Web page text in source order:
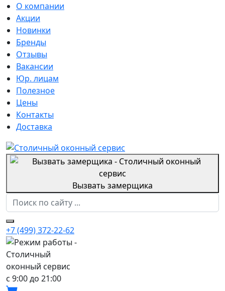
О компании
Акции
Новинки
Бренды
Отзывы
Вакансии
Юр. лицам
Полезное
Цены
Контакты
Доставка
Вызвать замерщика
+7 (499) 372-22-62
с 9:00 до 21:00